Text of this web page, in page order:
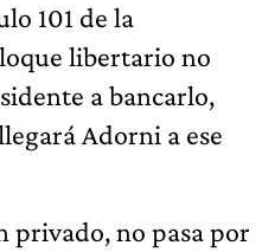
101 de la
libertario no
a bancarlo,
Adorni a ese
privado, no pasa por